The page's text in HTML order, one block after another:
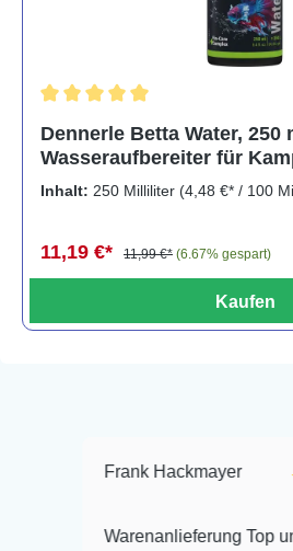
Dennerle Betta Water, 250
Wasseraufbereiter für
Inhalt: 250 Milliliter (4,48 €* / 100
11,19 €* 11,99 €* (6.67% gespart)
Kaufen
Frank Hackmayer
Warenanlieferung Top